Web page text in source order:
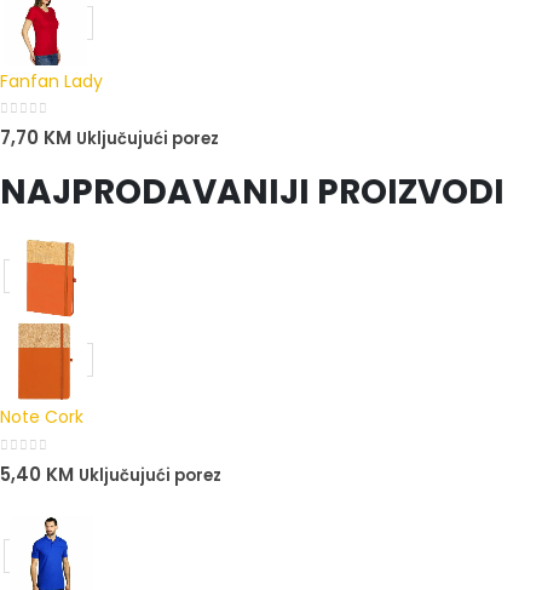
Fanfan Lady
0out of 5
7,70 KM Uključujući porez
NAJPRODAVANIJI PROIZVODI
Note Cork
0out of 5
5,40 KM Uključujući porez